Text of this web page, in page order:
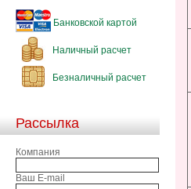
Банковской картой
Наличный расчет
Безналичный расчет
Рассылка
Компания
Ваш E-mail